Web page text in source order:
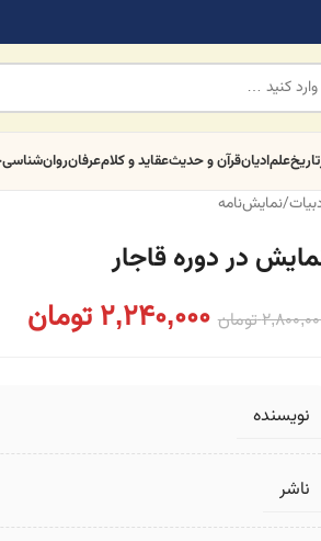
تاریخعلمادیانقرآن و حدیثعقاید و کلامعرفانروان‌شناسی
/نمایش‌نامه
در دوره قاجار
تومان 2,240,000 تومان
نویسنده
ناشر